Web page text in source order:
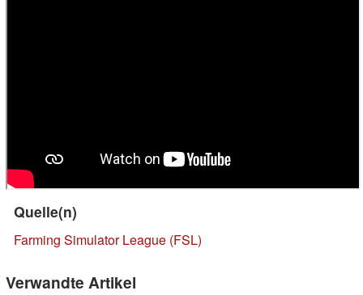
Quelle(n)
Farming Simulator League (FSL)
Verwandte Artikel